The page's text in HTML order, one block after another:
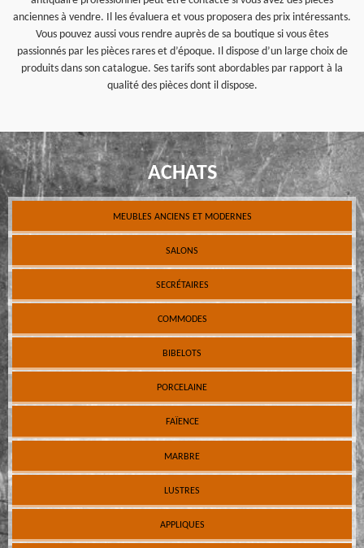
anciennes à vendre. Il les évaluera et vous proposera des prix intéressants.
Vous pouvez aussi vous rendre auprès de sa boutique si vous êtes
passionnés par les pièces rares et d’époque. Il dispose d’un large choix de
produits dans son catalogue. Ses tarifs sont abordables par rapport à la
qualité des pièces dont il dispose.
ACHATS
MEUBLES ANCIENS ET MODERNES
SALONS
SECRÉTAIRES
COMMODES
BIBELOTS
PORCELAINE
FAÏENCE
MARBRE
LUSTRES
APPLIQUES